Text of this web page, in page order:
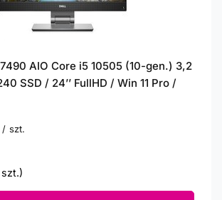
AIO Core i5 10505 (10-gen.) 3,2
SSD / 24’’ FullHD / Win 11 Pro /
/ szt.